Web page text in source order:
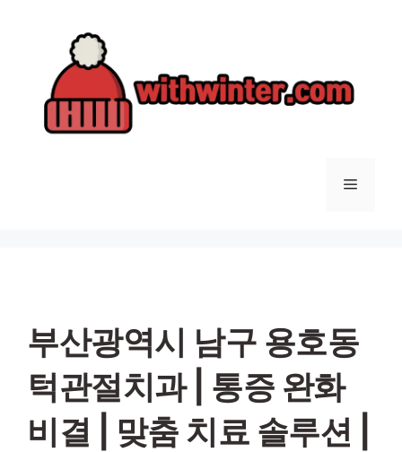
메
부산광역시 남구 용호동
턱관절치과 | 통증 완화
비결 | 맞춤 치료 솔루션 |